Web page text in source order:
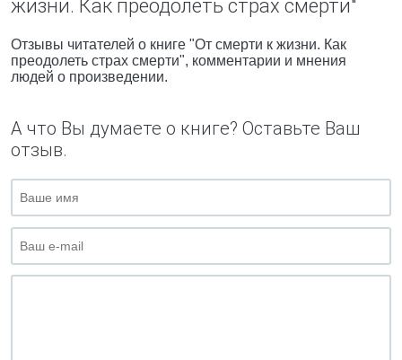
жизни. Как преодолеть страх смерти"
Отзывы читателей о книге "От смерти к жизни. Как
преодолеть страх смерти", комментарии и мнения
людей о произведении.
А что Вы думаете о книге? Оставьте Ваш
отзыв.